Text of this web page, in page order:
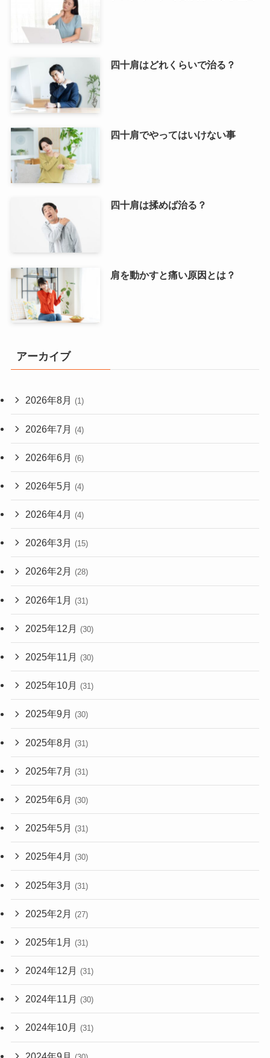
四十肩はどれくらいで治る？
四十肩でやってはいけない事
四十肩は揉めば治る？
肩を動かすと痛い原因とは？
アーカイブ
2026年8月 (1)
2026年7月 (4)
2026年6月 (6)
2026年5月 (4)
2026年4月 (4)
2026年3月 (15)
2026年2月 (28)
2026年1月 (31)
2025年12月 (30)
2025年11月 (30)
2025年10月 (31)
2025年9月 (30)
2025年8月 (31)
2025年7月 (31)
2025年6月 (30)
2025年5月 (31)
2025年4月 (30)
2025年3月 (31)
2025年2月 (27)
2025年1月 (31)
2024年12月 (31)
2024年11月 (30)
2024年10月 (31)